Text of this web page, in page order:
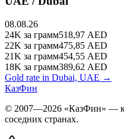
08.08.26
24K за грамм518,97 AED
22K за грамм475,85 AED
21K за грамм454,55 AED
18K за грамм389,62 AED
Gold rate in Dubai, UAE →
КазФин
© 2007—2026 «КазФин» —
соседних странах.